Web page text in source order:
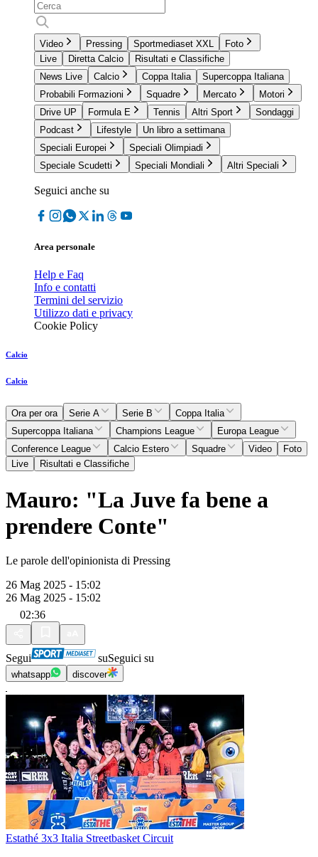
Video Pressing Sportmediaset XXL
Foto
Live
Diretta Calcio
Risultati e Classifiche
News Live
Calcio Coppa Italia
Supercoppa Italiana
Probabili Formazioni
Squadre Mercato
Motori
Drive UP
Formula E Tennis Altri Sport
Sondaggi
Podcast
Lifestyle
Un libro a settimana
Speciali Europei
Speciali Olimpiadi
Speciale Scudetti
Speciali Mondiali Altri Speciali
Seguici anche su
Area personale
Help e Faq
Info e contatti
Termini del servizio
Utilizzo dati e privacy
Cookie Policy
Calcio
Calcio
Ora per ora Serie A Serie B
Coppa Italia
Supercoppa Italiana
Champions League
Europa League
Conference League
Calcio Estero Squadre Video
Foto
Live
Risultati e Classifiche
Mauro: "La Juve fa bene a
prendere Conte"
Le parole dell'opinionista di Pressing
26 Mag 2025 - 15:02
26 Mag 2025 - 15:02
02:36
Segui suSeguici su
whatsapp discover
Estathé 3x3 Italia Streetbasket Circuit